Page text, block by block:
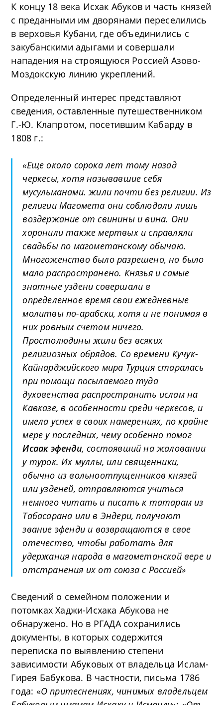
К концу 18 века Исхак Абуков и часть князей
с преданными им дворянами переселились
в верховья Кубани, где объединились с
закубанскими адыгами и совершали
нападения на строящуюся Россией Азово-
Моздокскую линию укреплений.
Определенный интерес представляют
сведения, оставленные путешественником
Г.-Ю. Клапротом, посетившим Кабарду в
1808 г.:
«Еще около сорока лет тому назад
черкесы, хотя называвшие себя
мусульманами. жили почти без религии. Из
религии Магомета они соблюдали лишь
воздержание от свинины и вина. Они
хоронили также мертвых и справляли
свадьбы по магометанскому обычаю.
Многоженство было разрешено, но было
мало распространено. Князья и самые
знатные уздени совершали в
определенное время свои ежедневные
молитвы по-арабски, хотя и не понимая в
них ровным счетом ничего.
Простолюдины жили без всяких
религиозных обрядов. Со времени Кучук-
Кайнарджийского мира Турция старалась
при помощи посылаемого туда
духовенства распространить ислам на
Кавказе, в особенности среди черкесов, и
имела успех в своих намерениях, по крайне
мере у последних, чему особенно помог
Исаак эфенди, состоявший на жаловании
у турок. Их муллы, или священники,
обычно из вольноотпущенников князей
или узденей, отправляются учиться
немного читать и писать к татарам из
Табасарана или в Эндери, получают
звание эфенди и возвращаются в свое
отечество, чтобы работать для
удержания народа в магометанской вере и
отстранения их от союза с Россией»
Сведений о семейном положении и
потомках Хаджи-Исхака Абукова не
обнаружено. Но в РГАДА сохранились
документы, в которых содержится
переписка по выявлению степени
зависимости Абуковых от владельца Ислам-
Гирея Бабукова. В частности, письма 1786
года: «О притеснениях, чинимых владельцем